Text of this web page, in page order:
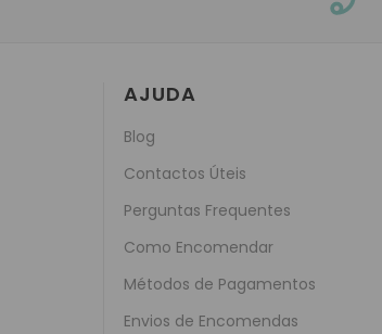
AJUDA
Blog
Contactos Úteis
Perguntas Frequentes
Como Encomendar
Métodos de Pagamentos
Envios de Encomendas